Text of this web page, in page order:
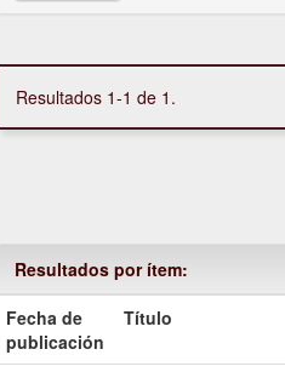
Resultados 1-1 de 1.
Resultados por ítem:
Fecha de
publicación
Título